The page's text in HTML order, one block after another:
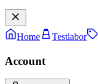
Home Testlabor
Account